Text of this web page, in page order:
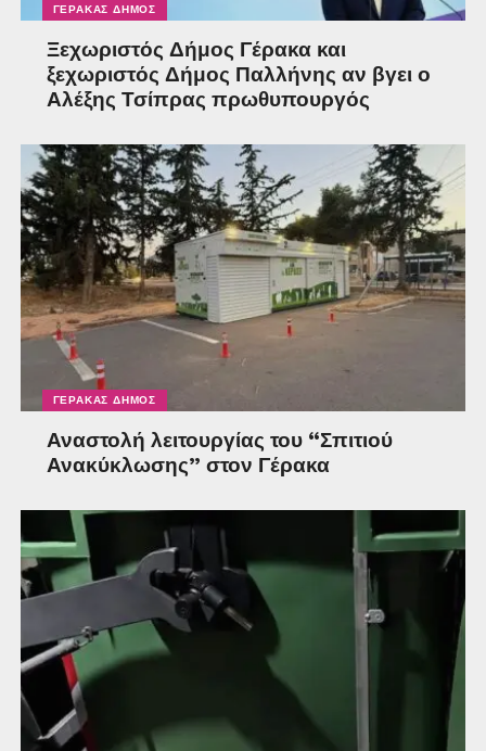
ΓΈΡΑΚΑΣ ΔΉΜΟΣ
Ξεχωριστός Δήμος Γέρακα και
ξεχωριστός Δήμος Παλλήνης αν βγει ο
Αλέξης Τσίπρας πρωθυπουργός
ΓΈΡΑΚΑΣ ΔΉΜΟΣ
Αναστολή λειτουργίας του “Σπιτιού
Ανακύκλωσης” στον Γέρακα